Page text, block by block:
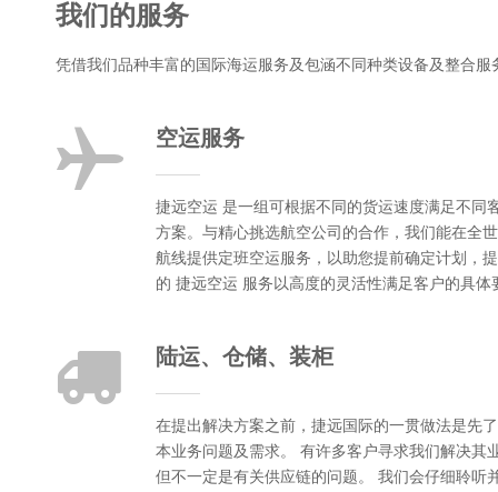
我们的服务
凭借我们品种丰富的国际海运服务及包涵不同种类设备及整合
空运服务
捷远空运 是一组可根据不同的货运速度满足不同
方案。与精心挑选航空公司的合作，我们能在全
航线提供定班空运服务，以助您提前确定计划，
的 捷远空运 服务以高度的灵活性满足客户的具体
陆运、仓储、装柜
在提出解决方案之前，捷远国际的一贯做法是先
本业务问题及需求。 有许多客户寻求我们解决其
但不一定是有关供应链的问题。 我们会仔细聆听